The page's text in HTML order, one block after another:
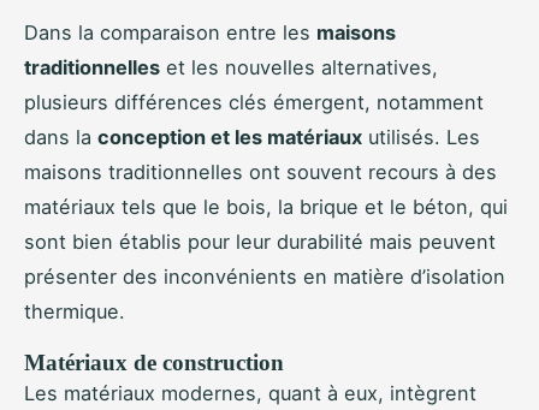
Dans la comparaison entre les maisons
traditionnelles et les nouvelles alternatives,
plusieurs différences clés émergent, notamment
dans la conception et les matériaux utilisés. Les
maisons traditionnelles ont souvent recours à des
matériaux tels que le bois, la brique et le béton, qui
sont bien établis pour leur durabilité mais peuvent
présenter des inconvénients en matière d’isolation
thermique.
Matériaux de construction
Les matériaux modernes, quant à eux, intègrent